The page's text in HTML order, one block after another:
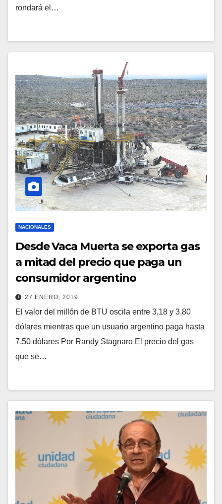
rondará el…
NACIONALES
Desde Vaca Muerta se exporta gas
a mitad del precio que paga un
consumidor argentino
27 ENERO, 2019
El valor del millón de BTU oscila entre 3,18 y 3,80
dólares mientras que un usuario argentino paga hasta
7,50 dólares Por Randy Stagnaro El precio del gas
que se…